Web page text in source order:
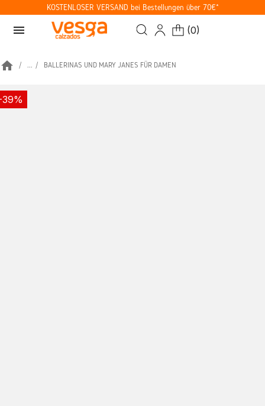
KOSTENLOSER VERSAND bei Bestellungen über 70€*
menu (0)
home ... BALLERINAS UND MARY JANES FÜR DAMEN